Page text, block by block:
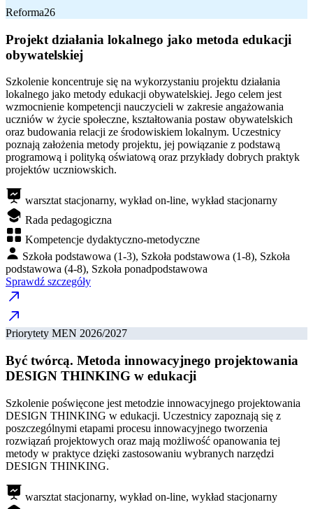
Reforma26
Projekt działania lokalnego jako metoda edukacji
obywatelskiej
Szkolenie koncentruje się na wykorzystaniu projektu działania
lokalnego jako metody edukacji obywatelskiej. Jego celem jest
wzmocnienie kompetencji nauczycieli w zakresie angażowania
uczniów w życie społeczne, kształtowania postaw obywatelskich
oraz budowania relacji ze środowiskiem lokalnym. Uczestnicy
poznają założenia metody projektu, jej powiązanie z podstawą
programową i polityką oświatową oraz przykłady dobrych praktyk
projektów uczniowskich.
warsztat stacjonarny, wykład on-line, wykład stacjonarny
Rada pedagogiczna
Kompetencje dydaktyczno-metodyczne
Szkoła podstawowa (1-3), Szkoła podstawowa (1-8), Szkoła
podstawowa (4-8), Szkoła ponadpodstawowa
Sprawdź szczegóły
Priorytety MEN 2026/2027
Być twórcą. Metoda innowacyjnego projektowania
DESIGN THINKING w edukacji
Szkolenie poświęcone jest metodzie innowacyjnego projektowania
DESIGN THINKING w edukacji. Uczestnicy zapoznają się z
poszczególnymi etapami procesu innowacyjnego tworzenia
rozwiązań projektowych oraz mają możliwość opanowania tej
metody w praktyce dzięki zastosowaniu wybranych narzędzi
DESIGN THINKING.
warsztat stacjonarny, wykład on-line, wykład stacjonarny